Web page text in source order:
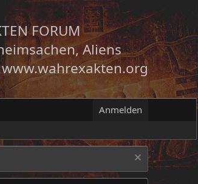
FORUM
Aliens
www.wahrexakten.org
Anmelden